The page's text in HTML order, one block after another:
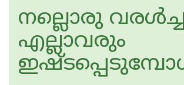
നല്ലൊരു
എല്ലാവരും